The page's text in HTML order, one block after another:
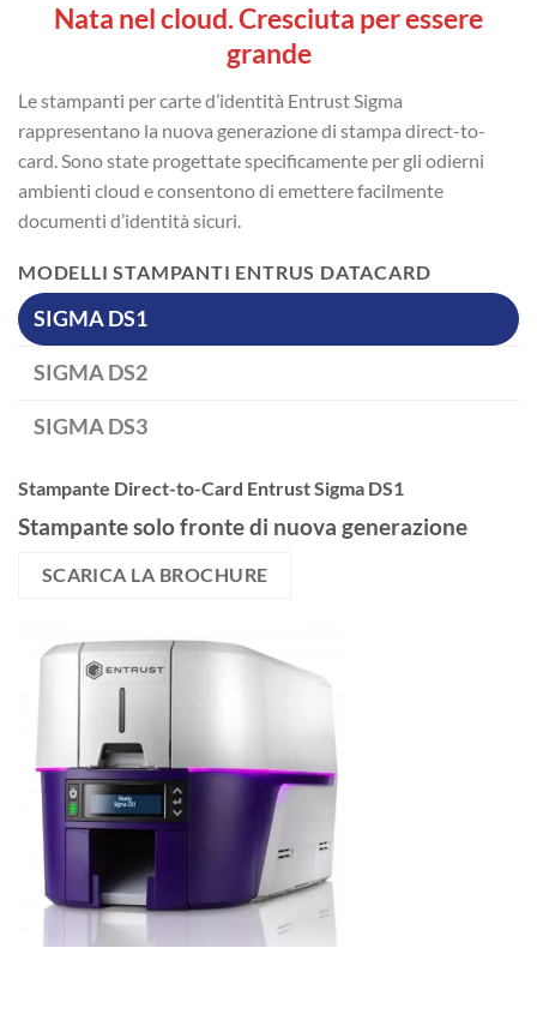
Nata nel cloud. Cresciuta per essere
grande
Le stampanti per carte d’identità Entrust Sigma
rappresentano la nuova generazione di stampa direct-to-
card. Sono state progettate specificamente per gli odierni
ambienti cloud e consentono di emettere facilmente
documenti d’identità sicuri.
MODELLI STAMPANTI ENTRUS DATACARD
SIGMA DS1
SIGMA DS2
SIGMA DS3
Stampante Direct-to-Card Entrust Sigma DS1
Stampante solo fronte di nuova generazione
SCARICA LA BROCHURE